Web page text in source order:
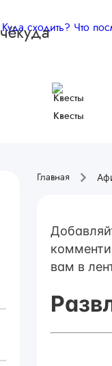
чёкуда
Квесты
Главная
вам в